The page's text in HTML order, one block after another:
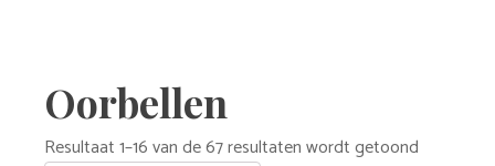
Oorbellen
Resultaat 1–16 van de 67 resultaten wordt getoond